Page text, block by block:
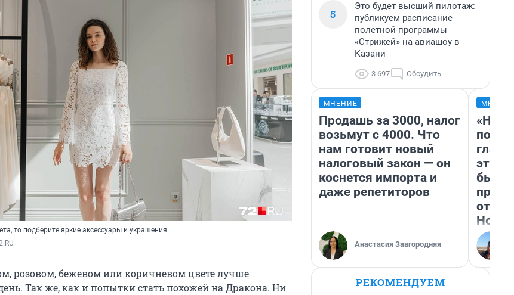
то подберите яркие аксессуары и украшения
розовом, бежевом или коричневом цвете лучше
Так же, как и попытки стать похожей на Дракона. Ни
5
Это будет высший пилотаж:
публикуем расписание
полетной программы
«Стрижей» на авиашоу в
Казани
3 697 Обсудить
МНЕНИЕ
Продашь за 3000, налог
возьмут с 4000. Что
нам готовит новый
налоговый закон — он
коснется импорта и
даже репетиторов
Анастасия Завгородняя
этого
бьет
РЕКОМЕНДУЕМ